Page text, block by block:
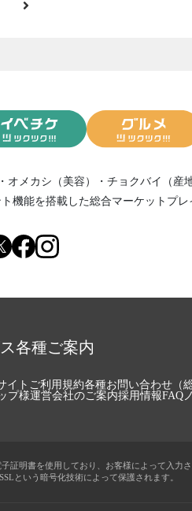
・ オメカシ（美容） ・ チョクバイ（産
機能を搭載した総合マーケットプレ
各種ご案内
イトご利用規約各種お問い合わせ（
プ様運営会社のご案内採用情報FAQ
証明書を使用しており、お客様によって入力
という暗号化技術によって保護されます。